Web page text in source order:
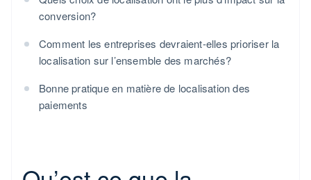
conversion?
Comment les entreprises devraient-elles prioriser la
localisation sur l’ensemble des marchés?
Bonne pratique en matière de localisation des
paiements